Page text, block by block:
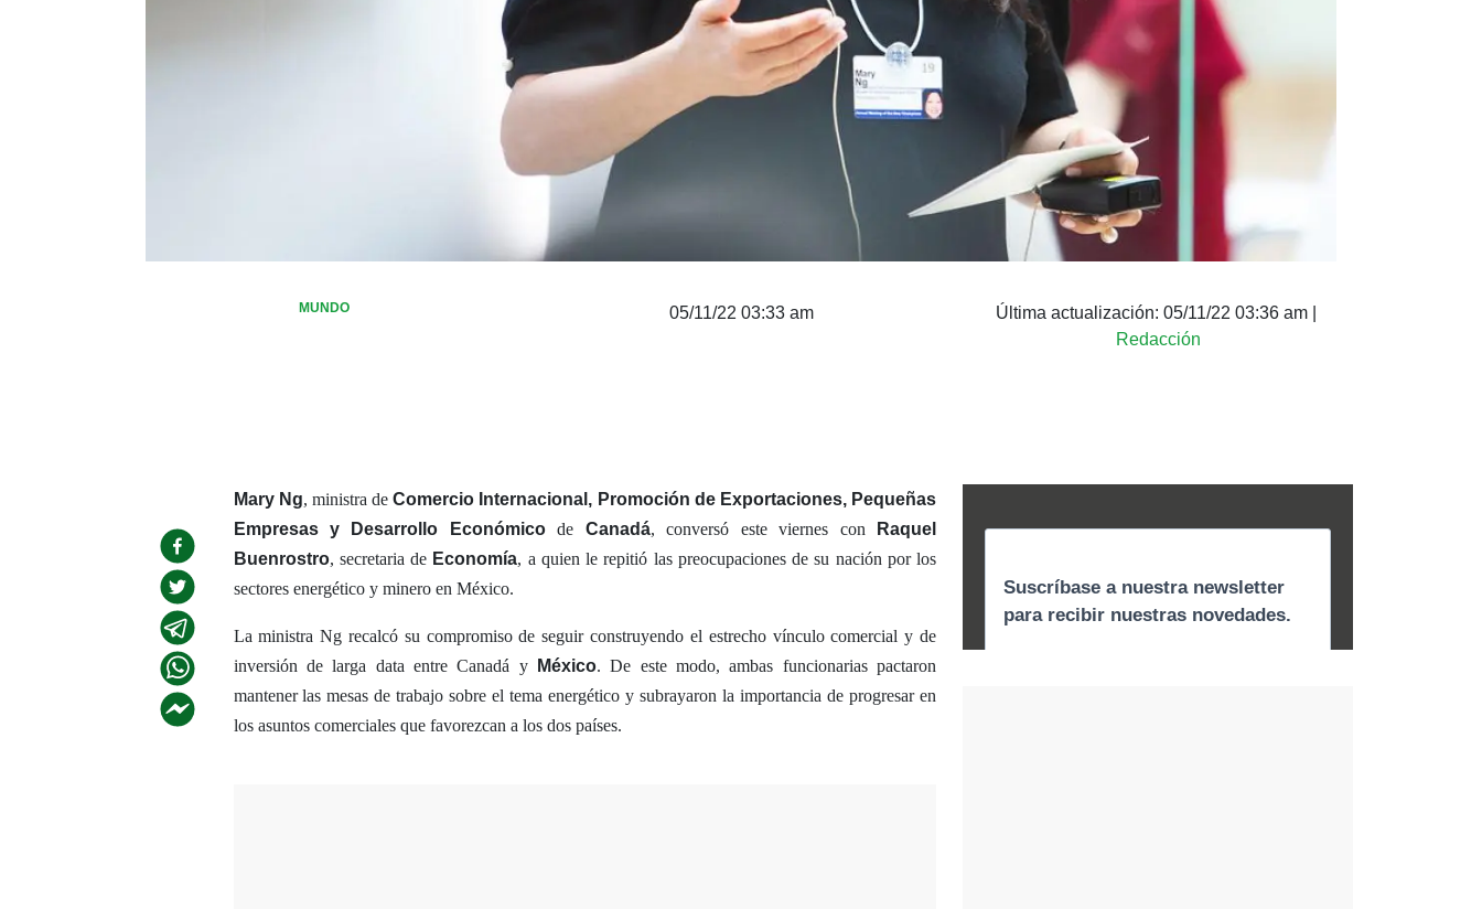
MUNDO 05/11/22 03:33 am Última actualización: 05/11/22 03:36 am|
Redacción
Mary Ng, ministra deComercio Internacional, Promoción de Exportaciones, Pequeñas
Empresas y Desarrollo Económicode Canadá, conversó este viernes con
Raquel
Buenrostro, secretaria de Economía, a quien le repitió las preocupaciones de su nación por los
sectores energético y minero en México.
La ministra Ng recalcó su compromiso de seguir construyendo el estrecho vínculo comercial y de
inversión de larga data entre Canadá y
México. De este modo, ambas funcionarias pactaron
mantener las mesas de trabajo sobre el tema energético y subrayaron la importancia de progresar en
los asuntos comerciales que favorezcan a los dos países.